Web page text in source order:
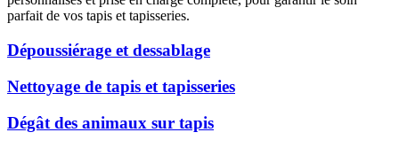
parfait de vos tapis et tapisseries.
Dépoussiérage et dessablage
Nettoyage de tapis et tapisseries
Dégât des animaux sur tapis